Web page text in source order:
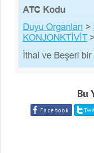
Bu
Facebook